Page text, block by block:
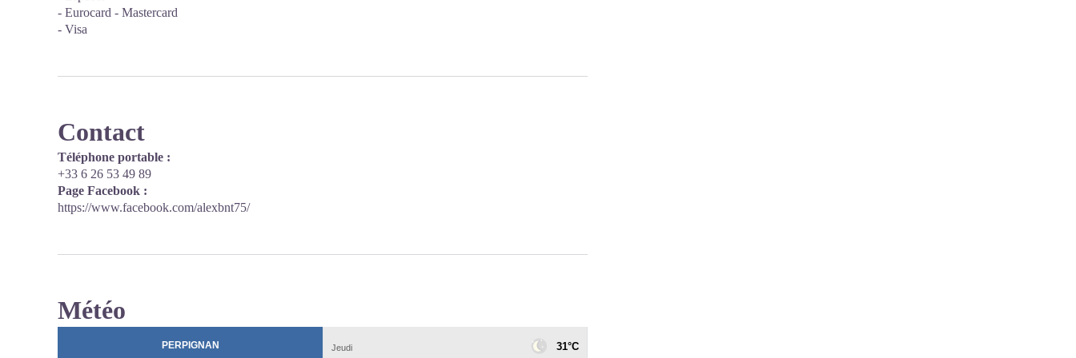
- Eurocard - Mastercard
- Visa
Contact
Téléphone portable :
+33 6 26 53 49 89
Page Facebook :
https://www.facebook.com/alexbnt75/
Météo